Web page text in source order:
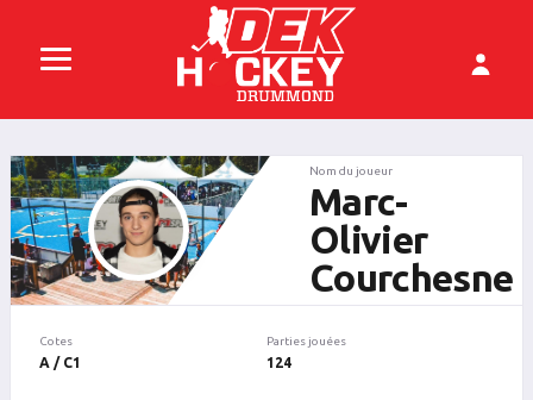
Nom du joueur
Marc-
Olivier
Courchesne
Cotes
A / C1
Parties jouées
124